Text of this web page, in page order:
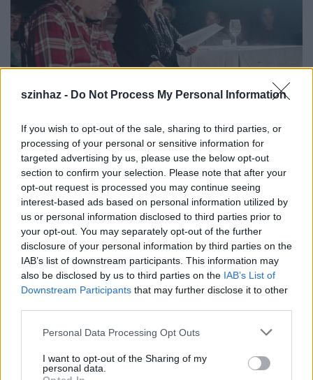
szinhaz - Do Not Process My Personal Information
If you wish to opt-out of the sale, sharing to third parties, or
processing of your personal or sensitive information for
targeted advertising by us, please use the below opt-out
section to confirm your selection. Please note that after your
opt-out request is processed you may continue seeing
interest-based ads based on personal information utilized by
us or personal information disclosed to third parties prior to
your opt-out. You may separately opt-out of the further
disclosure of your personal information by third parties on the
IAB’s list of downstream participants. This information may
also be disclosed by us to third parties on the IAB’s List of
Downstream Participants that may further disclose it to other
Please note that this website/app uses one or more Google
not limited to your visit or usage behaviour. You may click to
grant or deny consent to Google and its third-party tags to
Personal Data Processing Opt Outs
I want to opt-out of the Sharing of my
personal data.
Július 5-én indul a Zsámbéki Nyári
Színház
mtothorsi• 2020. június 26.
A frissen felújított Zichy-kastély sajátos
atmoszférájú, nyitott belső udvarán álló színpadra
tervezik idén az előadások java részét, de lesz ...